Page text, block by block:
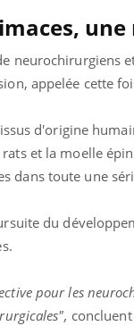
neurochirurgiens
appelée cette
d'origine
et la moelle
dans toute une
du
pour les